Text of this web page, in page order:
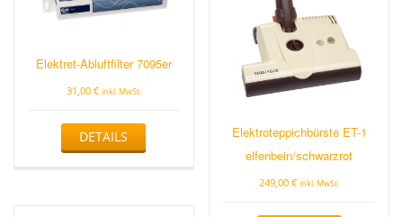
Elektret-Abluftfilter 7095er
31,00 € inkl. MwSt.
DETAILS
weist
Elektroteppichbürste ET-1
elfenbein/schwarzrot
249,00€ inkl. MwSt.